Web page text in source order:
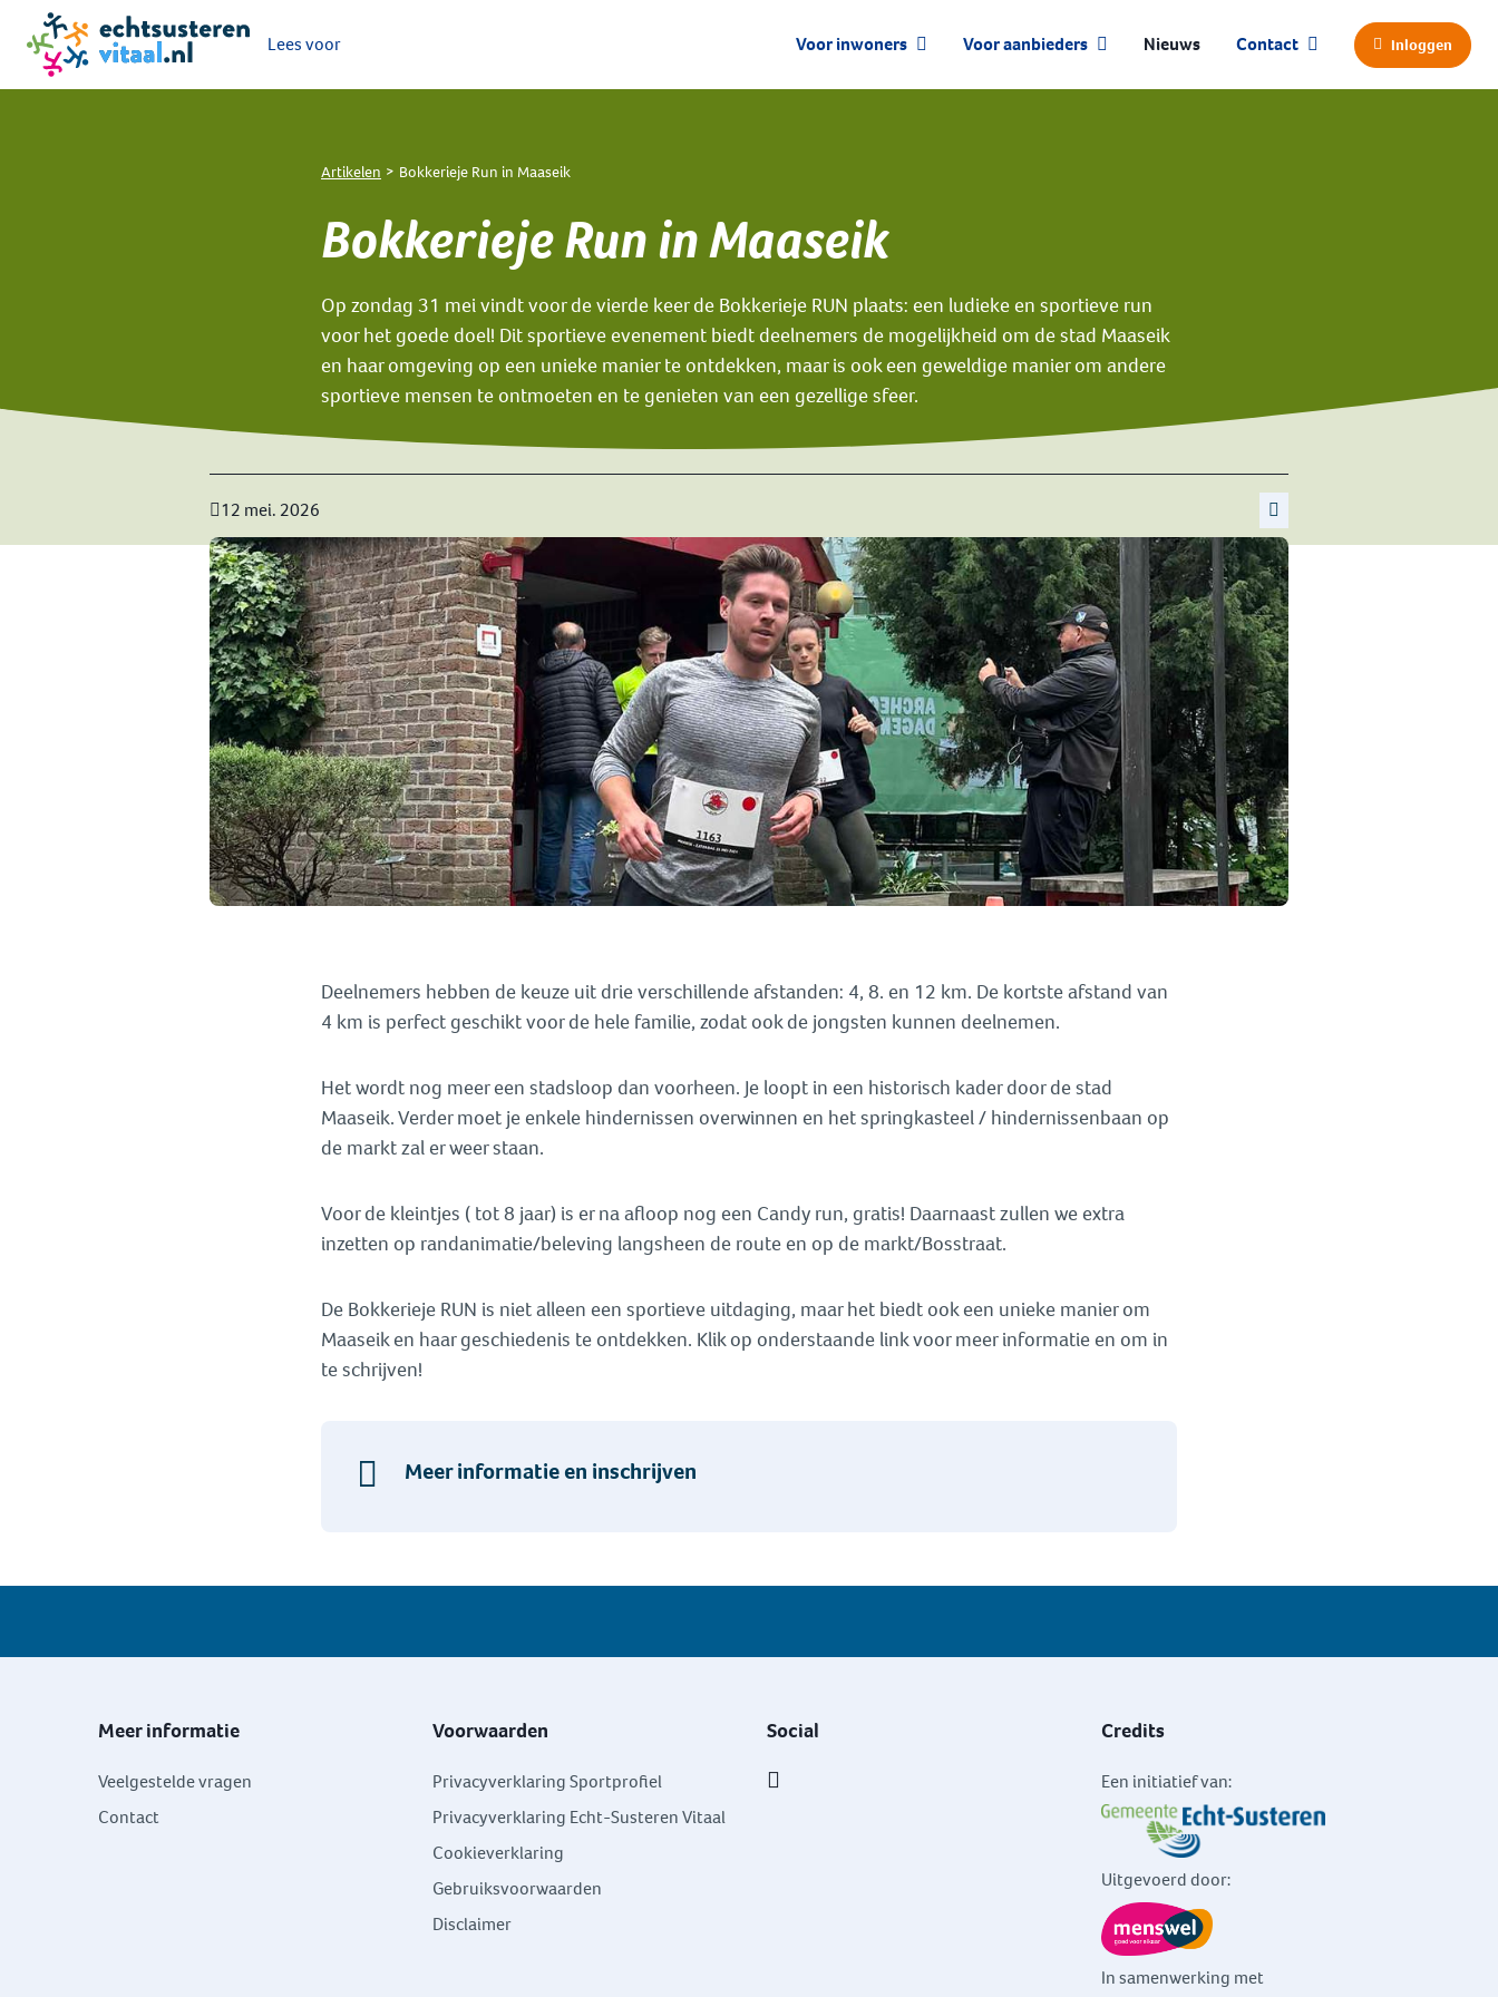
Ga naar de homepage van Echt-Susteren Vitaal
Lees voor Voor inwoners Voor aanbieders Nieuws Contact Inloggen
Artikelen Bokkerieje Run in Maaseik
Bokkerieje Run in Maaseik
Op zondag 31 mei vindt voor de vierde keer de Bokkerieje RUN plaats: een ludieke en sportieve run
voor het goede doel! Dit sportieve evenement biedt deelnemers de mogelijkheid om de stad Maaseik
en haar omgeving op een unieke manier te ontdekken, maar is ook een geweldige manier om andere
sportieve mensen te ontmoeten en te genieten van een gezellige sfeer.
12 mei. 2026
Deelnemers hebben de keuze uit drie verschillende afstanden: 4, 8. en 12 km. De kortste afstand van
4 km is perfect geschikt voor de hele familie, zodat ook de jongsten kunnen deelnemen.
Het wordt nog meer een stadsloop dan voorheen. Je loopt in een historisch kader door de stad
Maaseik. Verder moet je enkele hindernissen overwinnen en het springkasteel / hindernissenbaan op
de markt zal er weer staan.
Voor de kleintjes ( tot 8 jaar) is er na afloop nog een Candy run, gratis! Daarnaast zullen we extra
inzetten op randanimatie/beleving langsheen de route en op de markt/Bosstraat.
De Bokkerieje RUN is niet alleen een sportieve uitdaging, maar het biedt ook een unieke manier om
Maaseik en haar geschiedenis te ontdekken. Klik op onderstaande link voor meer informatie en om in
te schrijven!
Meer informatie en inschrijven
Meer informatie
Veelgestelde vragen
Contact
Voorwaarden
Privacyverklaring Sportprofiel
Privacyverklaring Echt-Susteren Vitaal
Cookieverklaring
Gebruiksvoorwaarden
Disclaimer
Social Credits
Een initiatief van:
Uitgevoerd door:
In samenwerking met